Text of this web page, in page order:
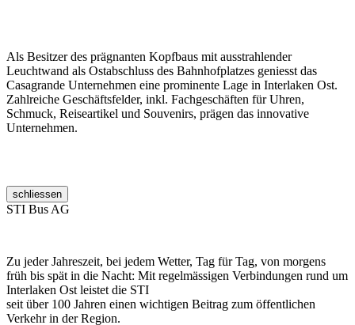
Als Besitzer des prägnanten Kopfbaus mit ausstrahlender
Leuchtwand als Ostabschluss des Bahnhofplatzes geniesst das
Casagrande Unternehmen eine prominente Lage in Interlaken Ost.
Zahlreiche Geschäftsfelder, inkl. Fachgeschäften für Uhren,
Schmuck, Reiseartikel und Souvenirs, prägen das innovative
Unternehmen.
schliessen
STI Bus AG
Zu jeder Jahreszeit, bei jedem Wetter, Tag für Tag, von morgens
früh bis spät in die Nacht: Mit regelmässigen Verbindungen rund um
Interlaken Ost leistet die STI
seit über 100 Jahren einen wichtigen Beitrag zum öffentlichen
Verkehr in der Region.